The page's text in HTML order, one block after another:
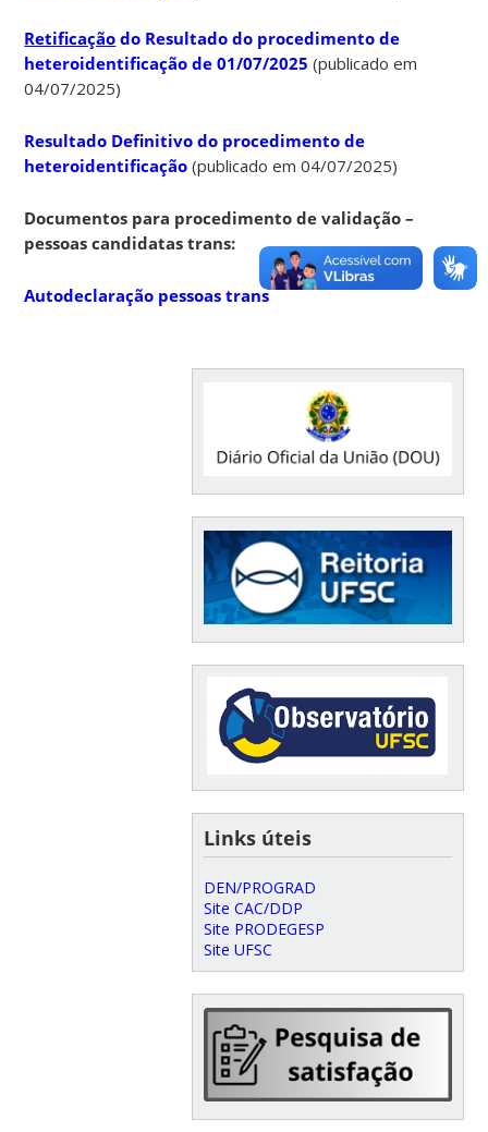
Retificação do Resultado do procedimento de
heteroidentificação de 01/07/2025 (publicado em
04/07/2025)
Resultado Definitivo do procedimento de
heteroidentificação (publicado em 04/07/2025)
Documentos para procedimento de validação –
pessoas candidatas trans:
Autodeclaração pessoas trans
Links úteis
DEN/PROGRAD
Site CAC/DDP
Site PRODEGESP
Site UFSC